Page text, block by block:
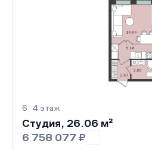
6 · 4 этаж
Студия, 26.06 м²
6 758 077 ₽